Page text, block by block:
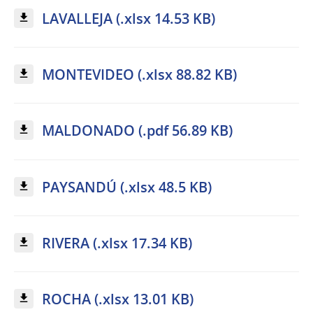
LAVALLEJA (.xlsx 14.53 KB)
MONTEVIDEO (.xlsx 88.82 KB)
MALDONADO (.pdf 56.89 KB)
PAYSANDÚ (.xlsx 48.5 KB)
RIVERA (.xlsx 17.34 KB)
ROCHA (.xlsx 13.01 KB)